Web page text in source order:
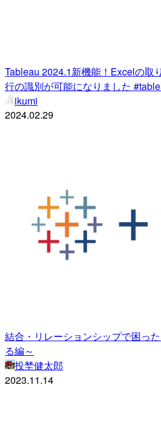
Tableau 2024.1新機能！Excelの取
行の識別が可能になりました
ikumi
2024.02.29
結合・リレーションシップで困っ
る編～
投埜健太郎
2023.11.14